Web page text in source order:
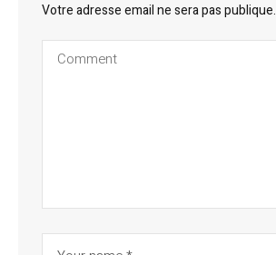
Votre adresse email ne sera pas publique.